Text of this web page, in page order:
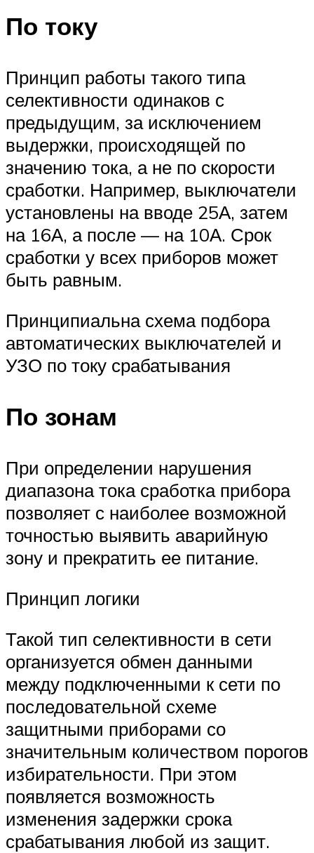
По току
Принцип работы такого типа
селективности одинаков с
предыдущим, за исключением
выдержки, происходящей по
значению тока, а не по скорости
сработки. Например, выключатели
установлены на вводе 25А, затем
на 16А, а после — на 10А. Срок
сработки у всех приборов может
быть равным.
Принципиальна схема подбора
автоматических выключателей и
УЗО по току срабатывания
По зонам
При определении нарушения
диапазона тока сработка прибора
позволяет с наиболее возможной
точностью выявить аварийную
зону и прекратить ее питание.
Принцип логики
Такой тип селективности в сети
организуется обмен данными
между подключенными к сети по
последовательной схеме
защитными приборами со
значительным количеством порогов
избирательности. При этом
появляется возможность
изменения задержки срока
срабатывания любой из защит.